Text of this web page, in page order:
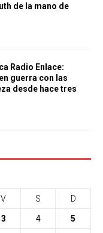
de la mano de
Radio Enlace:
guerra con las
desde hace tres
V S D
3 4 5